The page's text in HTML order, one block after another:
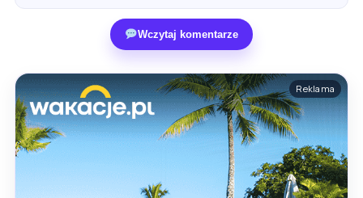
Wczytaj komentarze
Reklama